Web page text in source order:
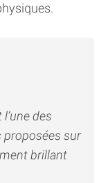
des
proposées sur
brillant